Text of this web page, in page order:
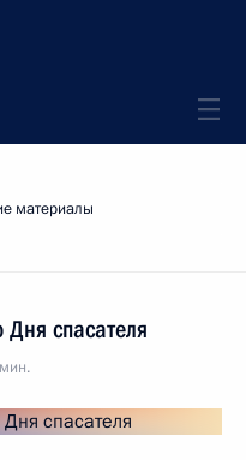
материалы
спасателя